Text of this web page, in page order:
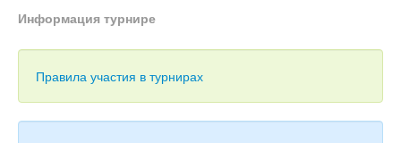
Книги
Информация турнире
Правила участия в турнирах